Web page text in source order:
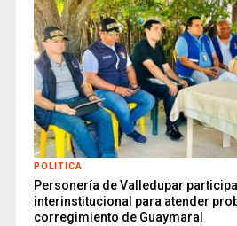
POLITICA
Personería de Valledupar
interinstitucional para atender
corregimiento de Guaymaral